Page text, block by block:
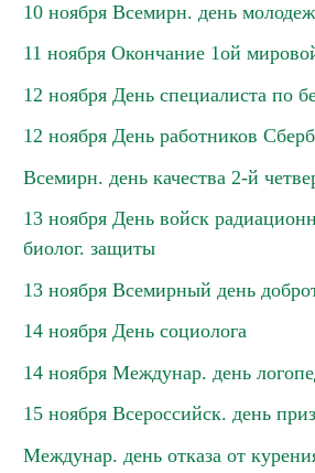
10 ноября Всемирн. день
11 ноября Окончание 1ой
12 ноября День специалиста по
12 ноября День работников
Всемирн. день качества 2-й
13 ноября День войск
биолог. защиты
13 ноября Всемирный день
14 ноября День социолога
14 ноября Междунар. день
15 ноября Всероссийск. день
Междунар. день отказа от